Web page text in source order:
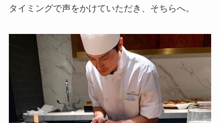
タイミングで声をかけていただき、そちらへ。